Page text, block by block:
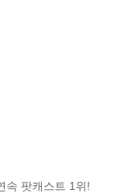
속 팟캐스트 1위!